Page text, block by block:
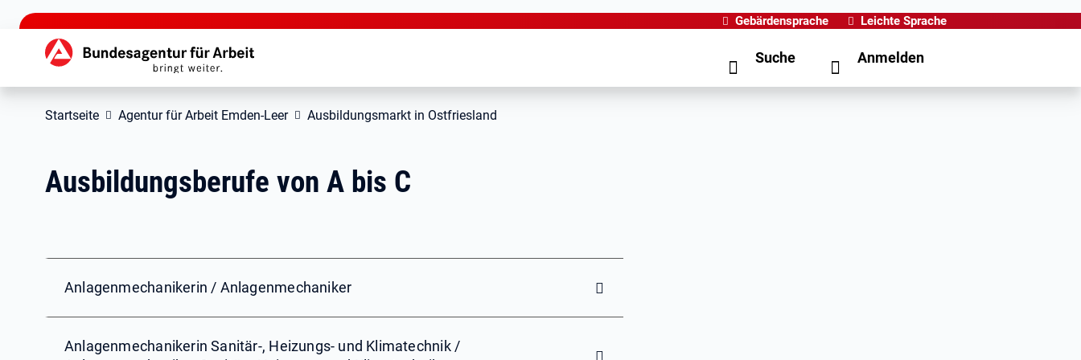
zu den Hauptinhalten springen
Gebärdensprache Leichte Sprache
Hauptnavigation Suche Anmelden
Startseite Agentur für Arbeit Emden-Leer Ausbildungsmarkt in Ostfriesland
Ausbildungsberufe von A bis C
Anlagenmechanikerin / Anlagenmechaniker
Anlagenmechanikerin Sanitär-, Heizungs- und Klimatechnik /